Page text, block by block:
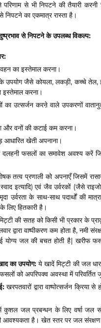
परिणाम से भी निपटने की तैयारी
निपटने का एकमात्र रास्ता है।
से निपटने के उपलब्ध विकल्प:
का इस्तेमाल करना।
उपयोग जैसे कोयला, लकड़ी, कच्चे तेल,
इस्तेमाल करना।
का उत्सर्जन करऩे वाले उपकरणों
और वनों की कटाई कम करना।
आधारित खेती अपनाना।
फसलों का समावेश अवश्य करें जिससे
तत्व प्रणाली को अपनाएँ जिसमें
इत्यादि) एवं जैव उर्वरकों (जैसे
उर्वरता के साथ-साथ पदार्थों की
के लिए हितकारी है।
की सतह को किसी भी प्रकार के
द्वारा वाष्पीकरण कम होता है, नमी
योग्य जल की बचत होती है| खरीफ
का उपयोग:ये खादें मिट्टी की जल
को अपरिपक्व अवस्था में परिवर्तित
खरपतवारों द्वारा वाष्पोत्सर्जन क्रिया
में कुशल जल प्रबन्धन के लिए वर्षा
है। खेत स्तर पर जल संरक्षण